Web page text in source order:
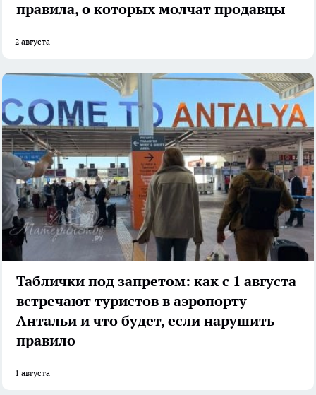
правила, о которых молчат продавцы
2 августа
Таблички под запретом: как с 1 августа
встречают туристов в аэропорту
Антальи и что будет, если нарушить
правило
1 августа